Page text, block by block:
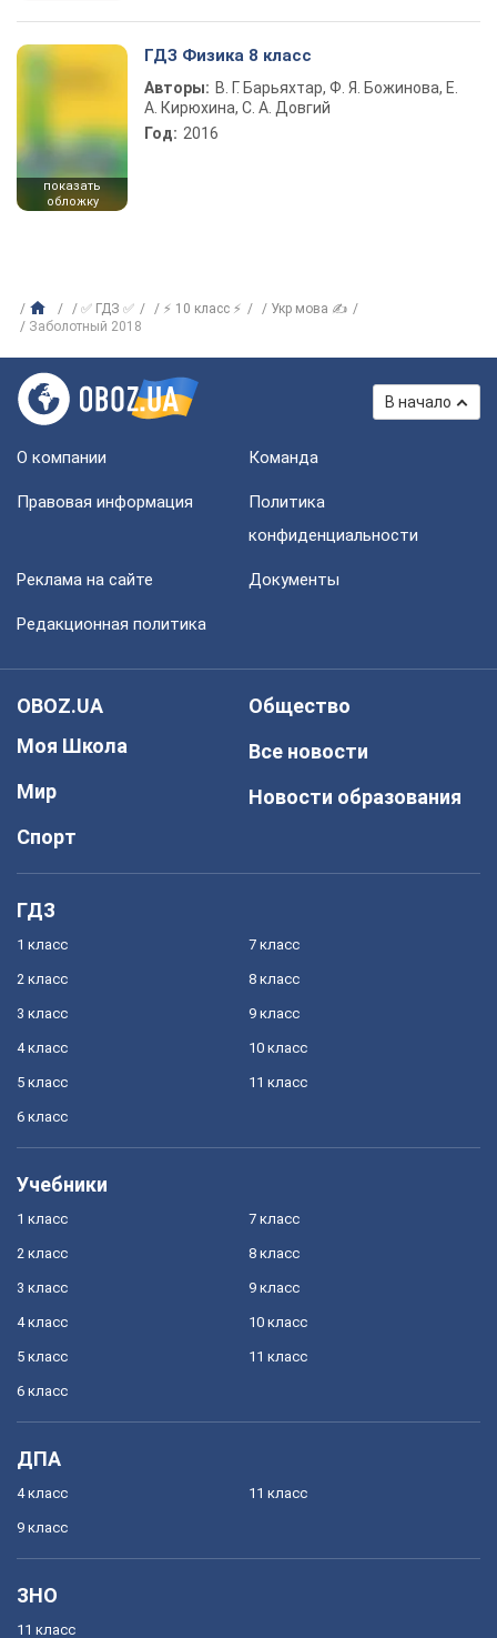
показать
обложку
ГДЗ Физика 8 класс
Авторы: В. Г. Барьяхтар, Ф. Я. Божинова, Е.
А. Кирюхина, С. А. Довгий
Год: 2016
✅ ГДЗ ✅ ⚡ 10 класс ⚡
Укр мова ✍
Заболотный 2018
В начало
О компании Команда
Правовая информация
Политика
конфиденциальности
Реклама на сайте Документы
Редакционная политика
OBOZ.UA
Моя Школа
Мир
Спорт
Общество
Все новости
Новости образования
ГДЗ
1 класс
2 класс
3 класс
4 класс
5 класс
6 класс
7 класс
8 класс
9 класс
10 класс
11 класс
Учебники
1 класс
2 класс
3 класс
4 класс
5 класс
6 класс
7 класс
8 класс
9 класс
10 класс
11 класс
ДПА
4 класс
9 класс
11 класс
ЗНО
11 класс